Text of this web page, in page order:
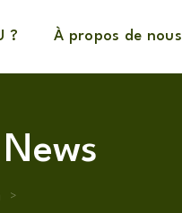
? À propos de nous
>